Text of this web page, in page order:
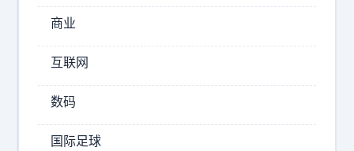
存
在
个
美
国
，
我
商业
互联网
数码
国际足球